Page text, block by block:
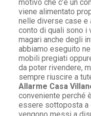
motivo che c’è un
viene alimentato
nelle diverse case e
conto di quali sono i
magari anche degli
abbiamo eseguito
mobili pregiati
da poter rivendere,
sempre riuscire a
Allarme Casa
conveniente perché
essere sottoposta a
vengono messi a